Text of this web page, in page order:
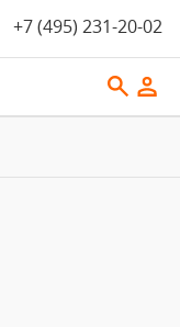
+7 (495) 231-20-02